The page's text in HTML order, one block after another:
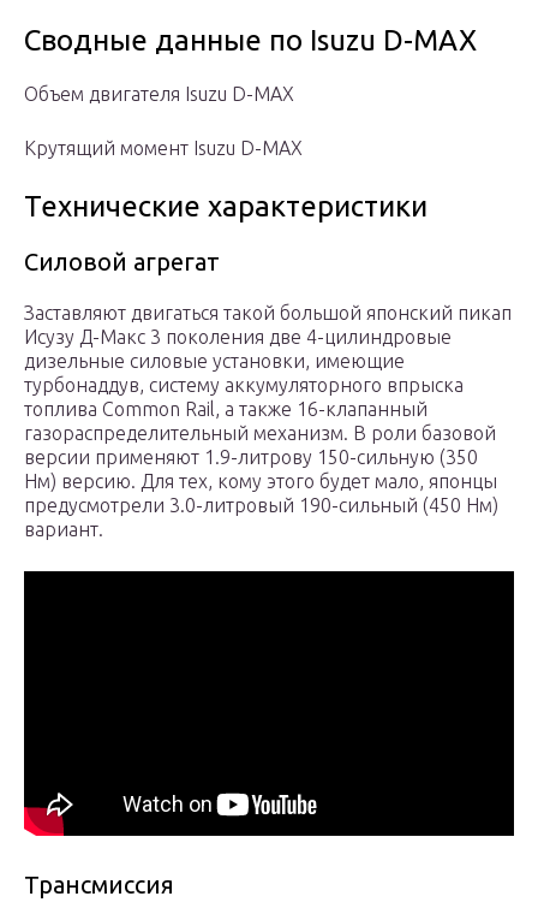
Сводные данные по Isuzu D-MAX
Объем двигателя Isuzu D-MAX
Крутящий момент Isuzu D-MAX
Технические характеристики
Силовой агрегат
Заставляют двигаться такой большой японский пикап
Исузу Д-Макс 3 поколения две 4-цилиндровые
дизельные силовые установки, имеющие
турбонаддув, систему аккумуляторного впрыска
топлива Common Rail, а также 16-клапанный
газораспределительный механизм. В роли базовой
версии применяют 1.9-литрову 150-сильную (350
Нм) версию. Для тех, кому этого будет мало, японцы
предусмотрели 3.0-литровый 190-сильный (450 Нм)
вариант.
Трансмиссия